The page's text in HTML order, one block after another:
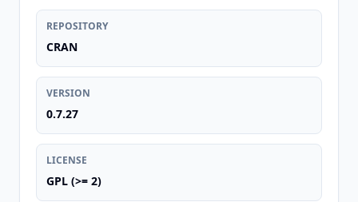
REPOSITORY
CRAN
VERSION
0.7.27
LICENSE
GPL (>= 2)